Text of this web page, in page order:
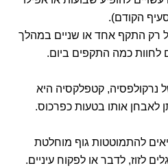
רק התקף אחד או שניים במהלך
לחוות כמה התקפים ביום.
נרקולפסיה, קטפלקסיה היא
לאבחן אותו בטעות כפרכוס.
להתמוטטות גוף מוחלטת
לזוז, לדבר או לפקוח עיניים.